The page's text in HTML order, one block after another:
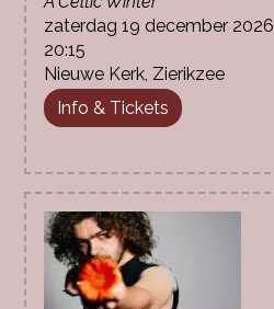
zaterdag 19 december 2026
20:15
Nieuwe Kerk, Zierikzee
Info & Tickets